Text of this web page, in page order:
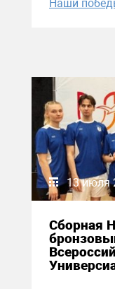
Наши
13 июля
Сборная